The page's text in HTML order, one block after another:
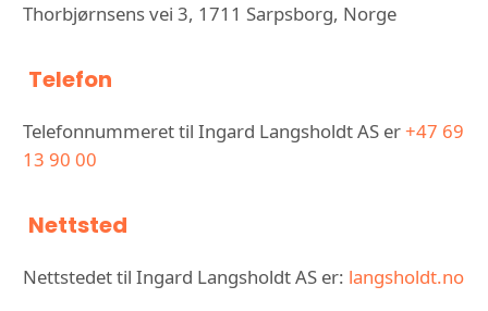
Thorbjørnsens vei 3, 1711 Sarpsborg, Norge
Telefon
Telefonnummeret til Ingard Langsholdt AS er+47 69
13 90 00
Nettsted
Nettstedet til Ingard Langsholdt AS er: langsholdt.no